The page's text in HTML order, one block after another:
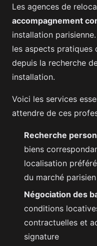
Les agences de
accompagnement
installation
les aspects pratiques
depuis la recherche
installation.
Voici les services
attendre de ces
Recherche
biens
localisation
du marché parisien
Négociation des
conditions
contractuelles et
signature